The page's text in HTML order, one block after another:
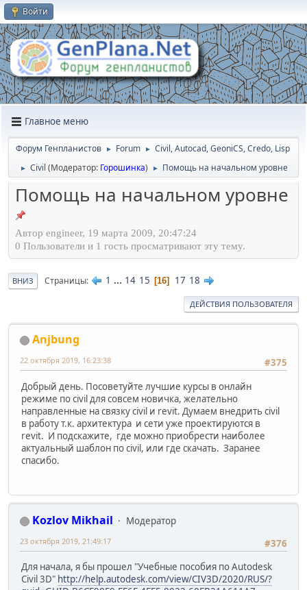
Войти
Главное меню
Форум Генпланистов ► Forum ► Civil, Autocad, GeoniCS, Credo, Lisp
► Civil (Модератор: Горошинка) ► Помощь на начальном уровне
Помощь на начальном уровне
Автор engineer, 19 марта 2009, 20:47:24
0 Пользователи и 1 гость просматривают эту тему.
ВНИЗ Страницы 1 ... 14 15 16 17 18
ДЕЙСТВИЯ ПОЛЬЗОВАТЕЛЯ
Anjbung
#375
22 октября 2019, 16:23:38
Добрый день. Посоветуйте лучшие курсы в онлайн
режиме по civil для совсем новичка, желательно
направленные на связку civil и revit. Думаем внедрить civil
в работу т.к. архитектура и сети уже проектируются в
revit. И подскажите, где можно приобрести наиболее
актуальный шаблон по civil, или где скачать. Заранее
спасибо.
Kozlov Mikhail
Модератор
#376
23 октября 2019, 21:49:17
Для начала, я бы прошел "Учебные пособия по Autodesk
Civil 3D" http://help.autodesk.com/view/CIV3D/2020/RUS/?